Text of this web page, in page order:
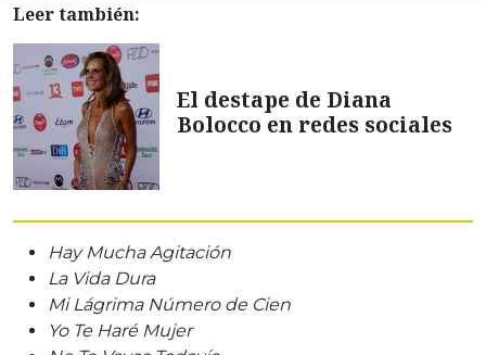
Leer también:
El destape de Diana
Bolocco en redes sociales
Hay Mucha Agitación
La Vida Dura
Mi Lágrima Número de Cien
Yo Te Haré Mujer